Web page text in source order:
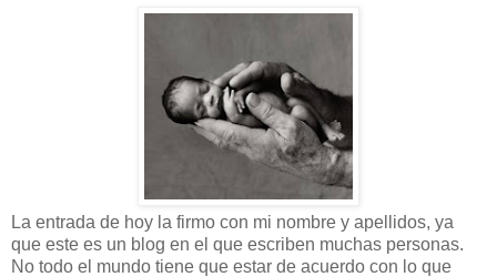
La entrada de hoy la firmo con mi nombre y apellidos, ya
que este es un blog en el que escriben muchas personas.
No todo el mundo tiene que estar de acuerdo con lo que